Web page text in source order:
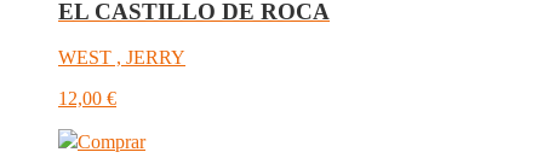
EL CASTILLO DE ROCA
WEST , JERRY
12,00 €
Comprar